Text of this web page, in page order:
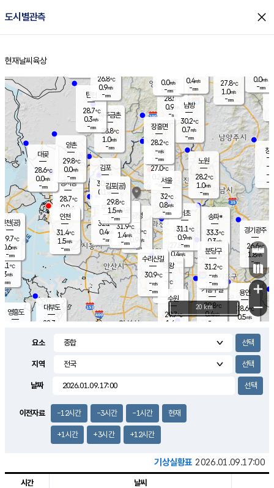
도시별관측 close
홈
현재날씨 육상
의도
℃
m/s
mm
영흥도
양주
28.5℃
0.9
-mm
과천
27.8℃
0.4m/s
- mm
용인
28.6℃
0.5m/s
경기광주
26.6℃
1.8m/s
-mm
0.0m/s
대부도
28.3
경서동
28.7℃
0.0m/s
-mm
파주금촌
28.8℃
1.0m/s
-mm
27.8℃
1.0m/s
-mm
대곶
28.6℃
0.0m/s
-mm
창
-
-m/
-
탄현
28.7℃
0.3m/s
-mm
0.0m/s
-mm
의왕
- ℃
m/s
mm
김포
30.2℃
0.1 m/s
mm
광명
33.0
℃
0.9 m/s
-mm
부천
32.1℃
0.4m/s
-mm
양촌
29.8℃
0.0m/s
-mm
구로
31.9℃
1.4m/s
-mm
은평
27.0℃
0.2 m/s
- mm
노원
28.2℃
1.0m/s
-mm
송파*
33.3℃
0.3m/s
-mm
서초
31.1℃
0.9m/s
-mm
남방
30.2℃
0.7m/s
-mm
기흥구갈
29.8℃
0.4m/s
-
수리산길
30.9℃
-m/s
-mm
분당구
31.2℃
-m/s
-mm
장흥면
28.2℃
-m/s
-mm
0.0m/s
-mm
인천(공)
29.7℃
0.6m/s
-mm
김포(공)
29.8℃
1.5m/s
-mm
수원
29.7℃
1.4 m/s
인천
31.4℃
1.5m/s
-mm
서울
32℃
0.8m/s
-mm
26.8℃
0.9m/s
-mm
0.4m/s
-mm
+
−
20 km
요소
지역
날짜
이전자료 -12시간 -3시간 -1시간 현재
+1시간 +3시간 +12시간
기상실황표 2026.01.09.17:00
시간 날씨